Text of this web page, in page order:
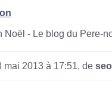
Noël - Le blog du Pere-
mai 2013 à 17:51, de